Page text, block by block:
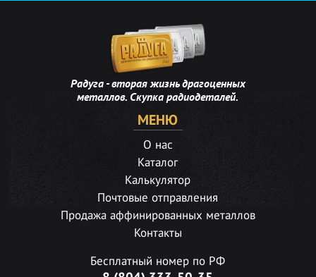
Радуга - вторая жизнь драгоценных
металлов. Скупка радиодеталей.
МЕНЮ
О нас
Каталог
Калькулятор
Почтовые отправления
Продажа аффинированных металлов
Контакты
Бесплатный номер по РФ